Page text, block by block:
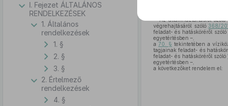
I. Fejezet ÁLTALÁNOS
RENDELKEZÉSEK
1. Általános
rendelkezések
1. §
2. §
3. §
2. Értelmező
rendelkezések
4. §
Az államháztartásról szóló
végrehajtásáról szóló368/
feladat- és hatásköréről szóló
egyetértésben –,
a 70. § tekintetében a
tagjainak feladat- és
feladat- és hatásköréről szóló
egyetértésben –,
a következőket rendelem el: